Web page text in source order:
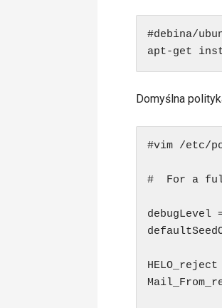
#debina/
apt-get
Domyślna
#vim /etc/
#  For a
debugLevel